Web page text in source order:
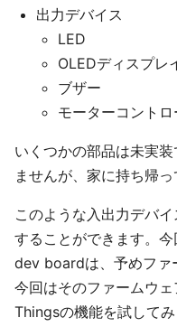
出力デバイス
LED
OLEDディスプレ
ブザー
モーターコント
いくつかの部品は未実
ませんが、家に持ち帰
このような入出力デバ
することができます。
dev boardは、予めファ
今回はそのファームウ
Thingsの機能を試してみ